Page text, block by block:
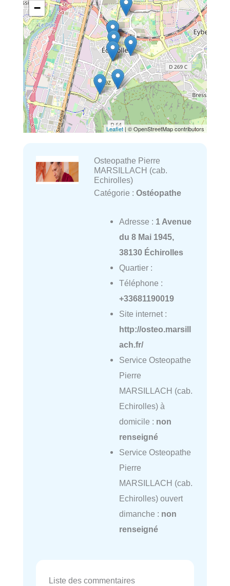
−
Leaflet| © OpenStreetMap contributors
Osteopathe Pierre
MARSILLACH (cab.
Echirolles)
Catégorie : Ostéopathe
Adresse : 1 Avenue
du 8 Mai 1945,
38130 Échirolles
Quartier :
Téléphone :
+33681190019
Site internet :
http://osteo.marsill
ach.fr/
Service Osteopathe
Pierre
MARSILLACH (cab.
Echirolles) à
domicile : non
renseigné
Service Osteopathe
Pierre
MARSILLACH (cab.
Echirolles) ouvert
dimanche : non
renseigné
Liste des commentaires